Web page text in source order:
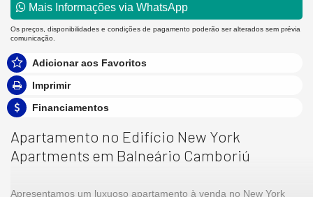
Mais Informações via WhatsApp
Os preços, disponibilidades e condições de pagamento poderão ser alterados sem prévia
comunicação.
Adicionar aos Favoritos
Imprimir
Financiamentos
Apartamento no Edifício New York
Apartments em Balneário Camboriú
Apresentamos um luxuoso apartamento à venda no New York